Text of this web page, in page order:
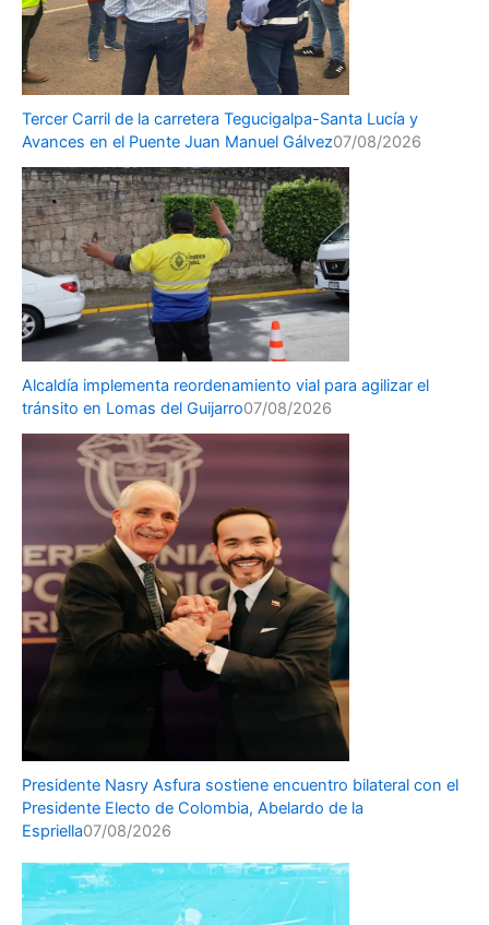
Tercer Carril de la carretera Tegucigalpa-Santa Lucía y
Avances en el Puente Juan Manuel Gálvez07/08/2026
Alcaldía implementa reordenamiento vial para agilizar el
tránsito en Lomas del Guijarro07/08/2026
Presidente Nasry Asfura sostiene encuentro bilateral con el
Presidente Electo de Colombia, Abelardo de la
Espriella07/08/2026